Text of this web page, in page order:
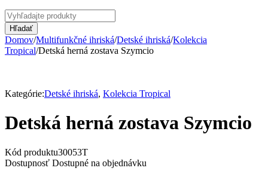
Domov/Multifunkčné ihriská/Detské ihriská/Kolekcia
Tropical/Detská herná zostava Szymcio
Kategórie:Detské ihriská, Kolekcia Tropical
Detská herná zostava Szymcio
Kód produktu30053T
Dostupnosť Dostupné na objednávku